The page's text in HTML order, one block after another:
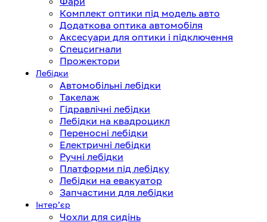
Комплект оптики під модель авто
Додаткова оптика автомобіля
Аксесуари для оптики і підключення
Спецсигнали
Прожектори
Лебідки
Автомобільні лебідки
Такелаж
Гідравлічні лебідки
Лебідки на квадроцикл
Переносні лебідки
Електричні лебідки
Ручні лебідки
Платформи під лебідку
Лебідки на евакуатор
Запчастини для лебідки
Інтерʼєр
Чохли для сидінь